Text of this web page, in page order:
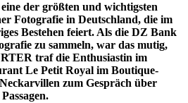
der größten und wichtigsten
Fotografie in Deutschland, die im
Bestehen feiert. Als die DZ Bank
zu sammeln, war das mutig,
traf die Enthusiastin im
Le Petit Royal im Boutique-
zum Gespräch über